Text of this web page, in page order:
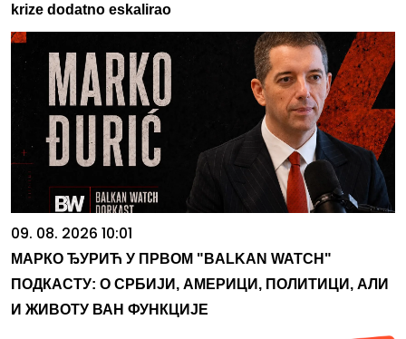
krize dodatno eskalirao
09. 08. 2026 10:01
МАРКО ЂУРИЋ У ПРВОМ "BALKAN WATCH"
ПОДКАСТУ: О СРБИЈИ, АМЕРИЦИ, ПОЛИТИЦИ, АЛИ
И ЖИВОТУ ВАН ФУНКЦИЈЕ